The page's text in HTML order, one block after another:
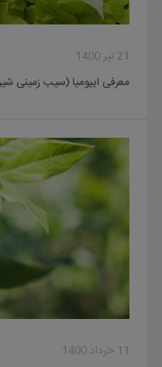
21 تیر 1400
معرفی ایپومیا (سیب زمینی
11 خرداد 1400